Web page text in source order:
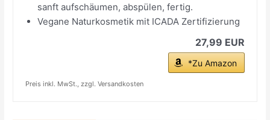
sanft aufschäumen, abspülen, fertig.
Vegane Naturkosmetik mit ICADA Zertifizierung
27,99 EUR
*Zu Amazon
Preis inkl. MwSt., zzgl. Versandkosten